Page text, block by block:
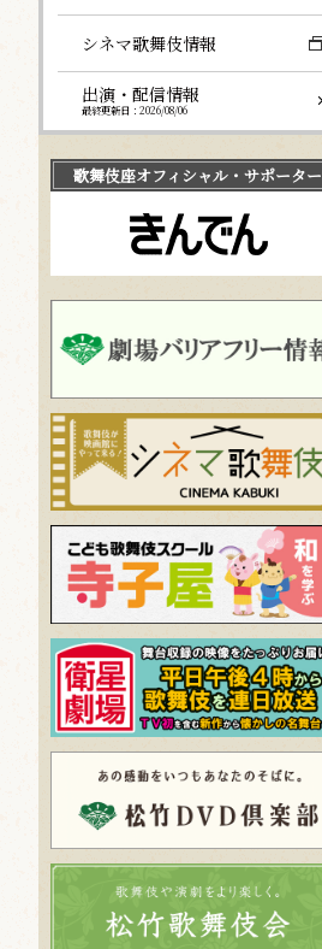
シネマ歌舞伎情報
出演・配信情報
最終更新日：2026/08/06
歌舞伎座オフィシャル・サポーター